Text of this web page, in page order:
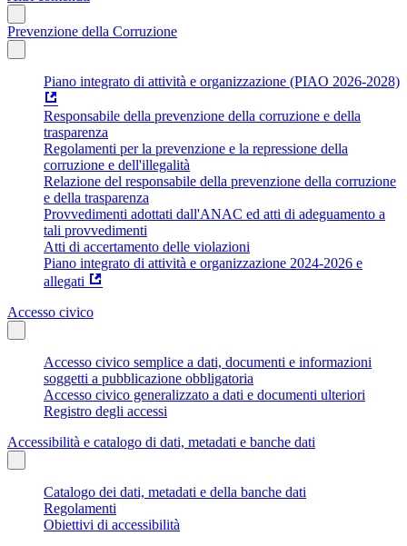
Prevenzione della Corruzione
Piano integrato di attività e organizzazione (PIAO 2026-2028)
Responsabile della prevenzione della corruzione e della
trasparenza
Regolamenti per la prevenzione e la repressione della
corruzione e dell'illegalità
Relazione del responsabile della prevenzione della corruzione
e della trasparenza
Provvedimenti adottati dall'ANAC ed atti di adeguamento a
tali provvedimenti
Atti di accertamento delle violazioni
Piano integrato di attività e organizzazione 2024-2026 e
allegati
Accesso civico
Accesso civico semplice a dati, documenti e informazioni
soggetti a pubblicazione obbligatoria
Accesso civico generalizzato a dati e documenti ulteriori
Registro degli accessi
Accessibilità e catalogo di dati, metadati e banche dati
Catalogo dei dati, metadati e della banche dati
Regolamenti
Obiettivi di accessibilità